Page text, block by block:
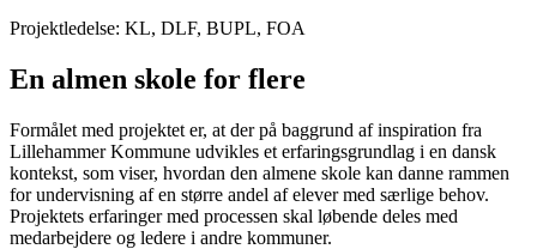
Projektledelse: KL, DLF, BUPL, FOA
En almen skole for flere
Formålet med projektet er, at der på baggrund af inspiration fra
Lillehammer Kommune udvikles et erfaringsgrundlag i en dansk
kontekst, som viser, hvordan den almene skole kan danne rammen
for undervisning af en større andel af elever med særlige behov.
Projektets erfaringer med processen skal løbende deles med
medarbejdere og ledere i andre kommuner.